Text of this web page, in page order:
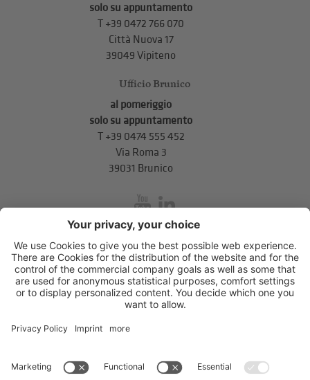
solo su appuntamento
T +39 0472 766 070
Città Nuova 17
39049 Vipiteno
Ufficio Brunico
al pomeriggio
solo su appuntamento
T+39 0474 555 452
Via Roma 3
39031 Brunico
inService
Via di Mezzo ai Piani 5 ,39100 Bolzano.T+39 0471 310 311.
info@unione-bz.it
Impressum
Privacy